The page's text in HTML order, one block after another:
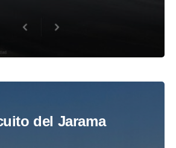
del Jarama